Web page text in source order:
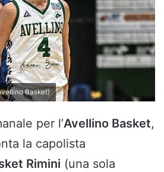
Basket)
per l’Avellino Basket,
la capolista
Rimini (una sola